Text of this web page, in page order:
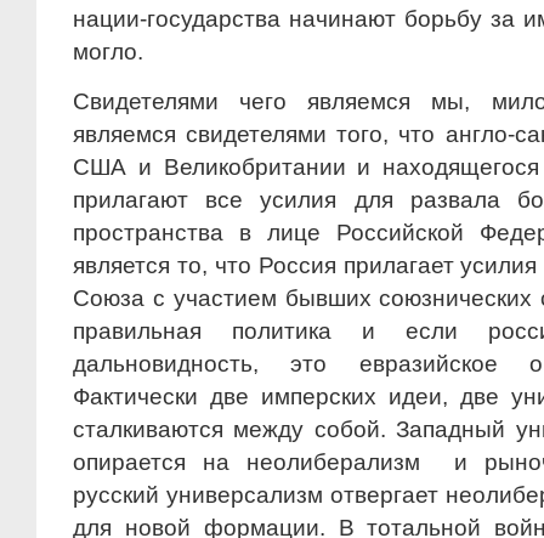
нации-государства начинают борьбу за
могло.
Свидетелями чего являемся мы,
являемся свидетелями того, что англо-
США и Великобритании и
прилагают все усилия для развала
пространства в лице Российской
является то, что Россия прилагает
Союза с участием бывших союзнических
правильная политика и если
дальновидность, это евразийское
Фактически две имперских идеи, две
сталкиваются между собой. Западный
опирается на неолиберализм и
русский универсализм отвергает
для новой формации. В тотальной